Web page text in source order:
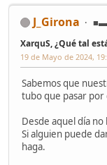
J_Girona ■▬
XarquS, ¿Qué tal
19 de Mayo de 2024,
Sabemos que
tubo que pasar
Desde aquel día no
Si alguien puede
haga.